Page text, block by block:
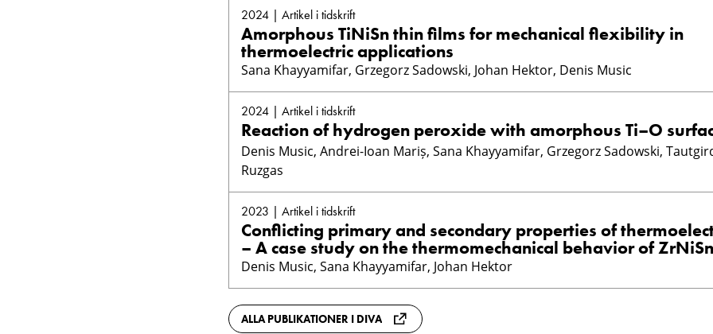
2024 | Artikel i tidskrift
Amorphous TiNiSn thin films for mechanical flexibility in
thermoelectric applications
Sana Khayyamifar, Grzegorz Sadowski, Johan Hektor, Denis Music
2024 | Artikel i tidskrift
Reaction of hydrogen peroxide with amorphous Ti–O
Denis Music, Andrei-Ioan Mariș, Sana Khayyamifar, Grzegorz Sadowski,
Ruzgas
2023 | Artikel i tidskrift
Conflicting primary and secondary properties of
– A case study on the thermomechanical behavior of ZrNiSn
Denis Music, Sana Khayyamifar, Johan Hektor
ALLA PUBLIKATIONER I DIVA